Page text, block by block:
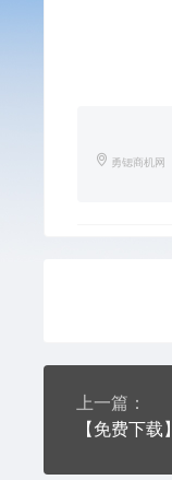
勇锶商机网
上一篇：